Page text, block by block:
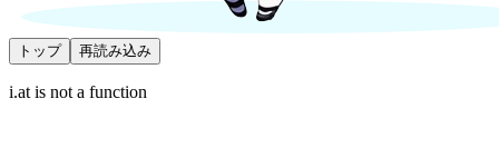
トップ 再読み込み
i.at is not a function